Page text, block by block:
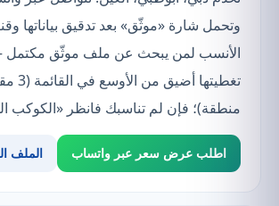
وتحمل شارة «موثّق» بعد تدقيق بياناتها
الأنسب لمن يبحث عن ملف موثّق
منطقة)؛ فإن لم تناسبك فانظر «الكوكب
اطلب عرض سعر عبر واتساب الملف